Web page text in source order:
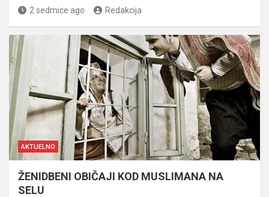
2 sedmice ago Redakcija
AKTUELNO
ŽENIDBENI OBIČAJI KOD MUSLIMANA NA
SELU